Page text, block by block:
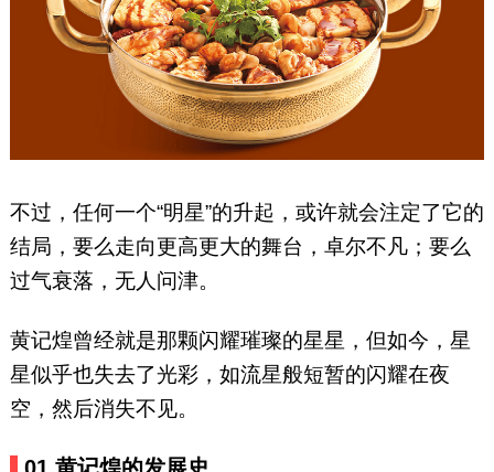
不过，任何一个“明星”的升起，或许就会注定了它的
结局，要么走向更高更大的舞台，卓尔不凡；要么
过气衰落，无人问津。
黄记煌曾经就是那颗闪耀璀璨的星星，但如今，星
星似乎也失去了光彩，如流星般短暂的闪耀在夜
空，然后消失不见。